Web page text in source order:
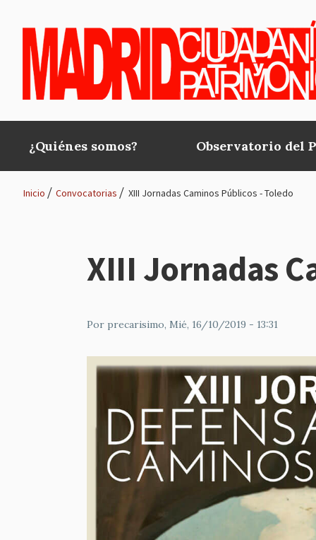
Main
navigation
¿Quiénes somos? Observatorio del
Inicio Convocatorias XIII Jornadas Caminos Públicos - Toledo
XIII Jornadas
Por precarisimo, Mié, 16/10/2019 - 13:31